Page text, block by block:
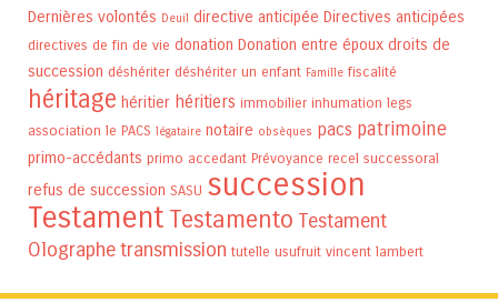
Dernières volontés Deuil directive anticipée Directives anticipées
directives de fin de vie donation Donation entre époux droits de
succession déshériter déshériter un enfant Famille fiscalité
héritage héritier héritiers immobilier inhumation legs
association le PACS légataire notaire obsèques pacs patrimoine
primo-accédants primo accedant Prévoyance recel successoral
refus de succession SASU succession
Testament Testamento Testament
Olographetransmission tutelle usufruit vincent lambert